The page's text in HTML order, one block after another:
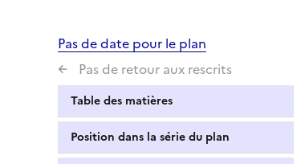
Pas de date pour le plan
Pas de retour aux rescrits
Table des matières
Position dans la série du plan